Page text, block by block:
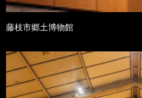
藤枝市郷土博物館